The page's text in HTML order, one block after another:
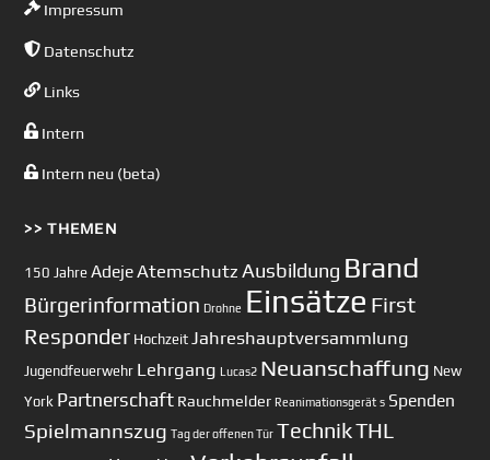
Impressum
Datenschutz
Links
Intern
Intern neu (beta)
>> THEMEN
150 Jahre AdejeAtemschutz Ausbildung Brand
Bürgerinformation Drohne Einsätze First
Responder Hochzeit Jahreshauptversammlung
Jugendfeuerwehr Lehrgang Lucas2 Neuanschaffung New
York Partnerschaft Rauchmelder Reanimationsgerät s Spenden
Spielmannszug Tag der offenen Tür TechnikTHL